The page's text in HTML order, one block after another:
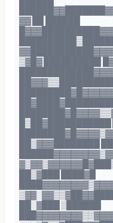
▓▓ ██ ██████
▒▓█▓ ██████████
█▒██▓███████████
██▒▓▓▓████████
██▒▓███ ████▓█
██░▓███ ▒██████